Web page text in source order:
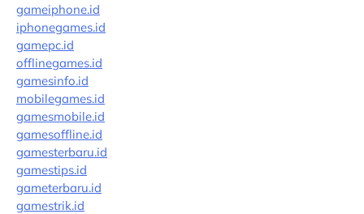
gameiphone.id
iphonegames.id
gamepc.id
offlinegames.id
gamesinfo.id
mobilegames.id
gamesmobile.id
gamesoffline.id
gamesterbaru.id
gamestips.id
gameterbaru.id
gamestrik.id